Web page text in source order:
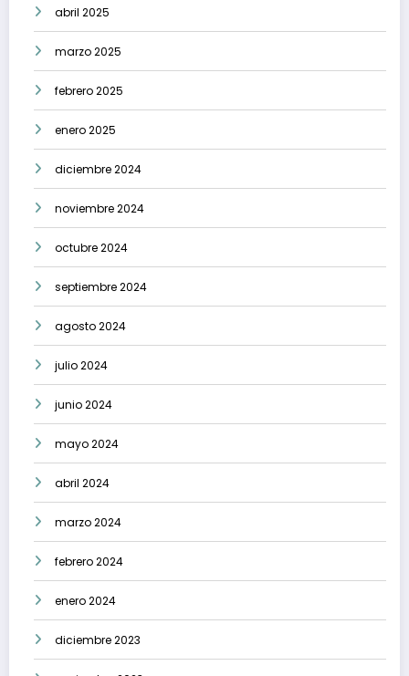
abril 2025
marzo 2025
febrero 2025
enero 2025
diciembre 2024
noviembre 2024
octubre 2024
septiembre 2024
agosto 2024
julio 2024
junio 2024
mayo 2024
abril 2024
marzo 2024
febrero 2024
enero 2024
diciembre 2023